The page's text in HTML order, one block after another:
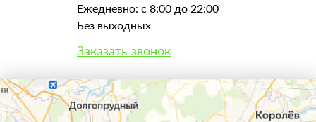
Ежедневно: с 8:00 до 22:00
Без выходных
Заказать звонок